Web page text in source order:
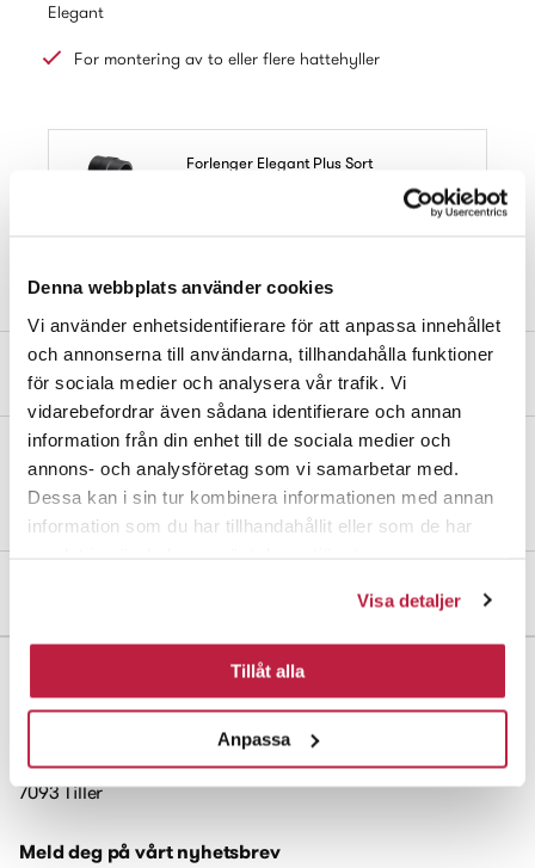
Denna webbplats använder cookies
Vi använder enhetsidentifierare för att anpassa innehållet
och annonserna till användarna, tillhandahålla funktioner
för sociala medier och analysera vår trafik. Vi
vidarebefordrar även sådana identifierare och annan
information från din enhet till de sociala medier och
annons- och analysföretag som vi samarbetar med.
Dessa kan i sin tur kombinera informationen med annan
information som du har tillhandahållit eller som de har
Visa detaljer
Tillåt alla
Anpassa
Elegant
For montering av to eller flere hattehyller
Forlenger Elegant Plus Sort
Produktbeskrivelse
Forlengere av aluminium. Forlengeren monteres på ekstrastangen.
Brukes sammen med forlengerkonsoll Elegant.
Brøttemsveien 103
7093 Tiller
Meld deg på vårt nyhetsbrev